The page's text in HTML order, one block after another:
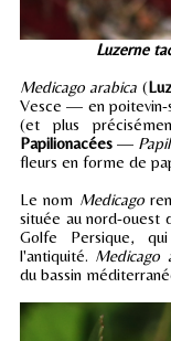
Luzerne
Medicago arabica (
Vesce — en poitevin-
(et plus
Papilionacées —
fleurs en forme de
Le nom Medicago
située au nord-ouest
Golfe Persique,
l'antiquité. Medicago
du bassin